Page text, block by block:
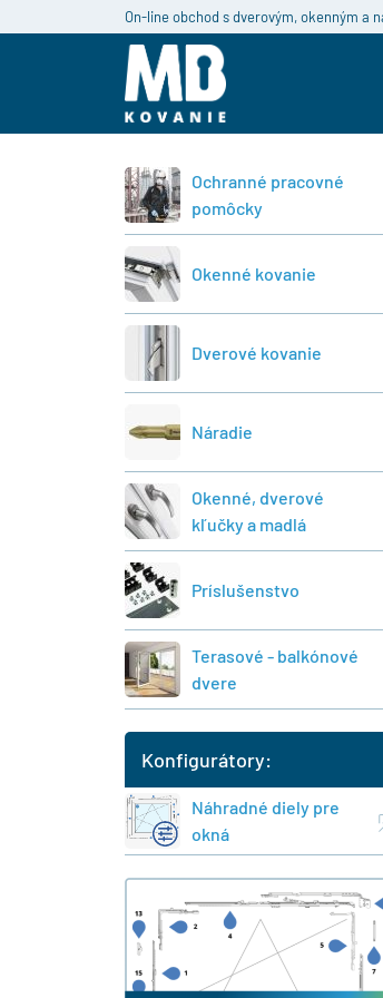
On-line obchod s dverovým, okenným a
Ochranné pracovné
pomôcky
Okenné kovanie
Dverové kovanie
Náradie
Okenné, dverové
kľučky a madlá
Príslušenstvo
Terasové - balkónové
dvere
Konfigurátory:
Náhradné diely pre
okná